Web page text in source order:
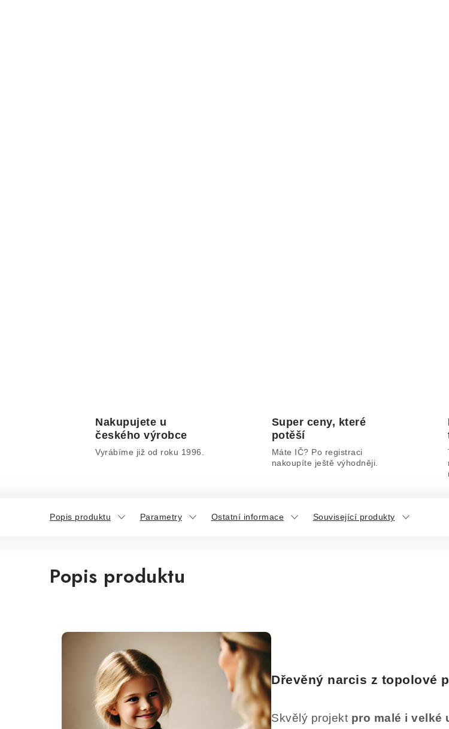
Nakupujete u
českého výrobce
Vyrábíme již od roku 1996.
Super ceny, které
potěší
Máte IČ? Po registraci
nakoupíte ještě výhodněji.
Popis produktu Parametry Ostatní informace Související produkty
Popis produktu
Dřevěný narcis z topolové
Skvělý projekt pro malé i velké